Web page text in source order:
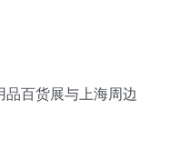
百货展与上海周边